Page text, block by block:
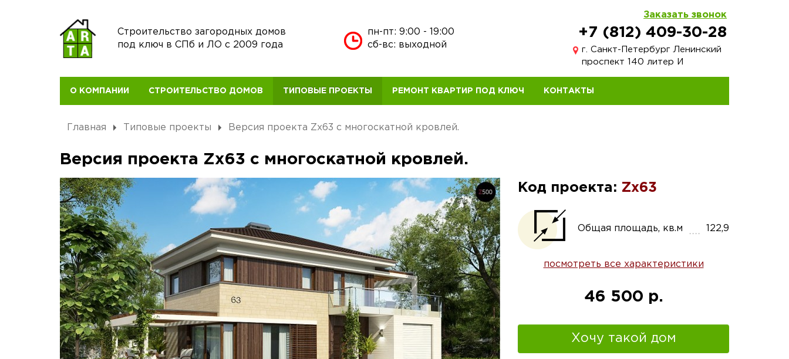
Строительство загородных домов
под ключ в СПб и ЛО с 2009 года
пн-пт: 9:00 - 19:00
сб-вс: выходной
Заказать звонок
+7 (812) 409-30-28
г. Санкт-Петербург Ленинский
проспект 140 литер И
О КОМПАНИИ СТРОИТЕЛЬСТВО ДОМОВ ТИПОВЫЕ ПРОЕКТЫ РЕМОНТ КВАРТИР ПОД КЛЮЧ КОНТАКТЫ
Главная Типовые проекты Версия проекта Zx63 с многоскатной кровлей.
Версия проекта Zx63 с многоскатной кровлей.
Код проекта: Zx63
Общая площадь, кв.м 122,9
посмотреть все характеристики
46 500 р.
Хочу такой дом